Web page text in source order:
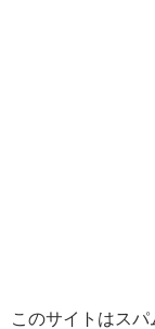
このサイトはス